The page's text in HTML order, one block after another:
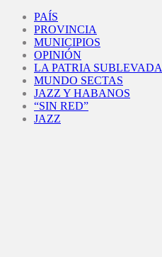
PAÍS
PROVINCIA
MUNICIPIOS
OPINIÓN
LA PATRIA SUBLEVADA
MUNDO SECTAS
JAZZ Y HABANOS
“SIN RED”
JAZZ